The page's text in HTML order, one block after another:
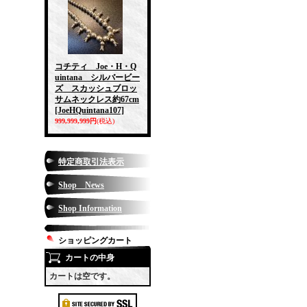
コチティ Joe・H・Q
uintana シルバービー
ズ スカッシュブロッ
サムネックレス約67cm
[JoeHQuintana107]
999,999,999円(税込)
特定商取引法表示
Shop News
Shop Information
ショッピングカート
カートの中身
カートは空です。